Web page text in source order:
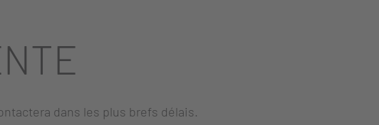
dans les plus brefs délais.